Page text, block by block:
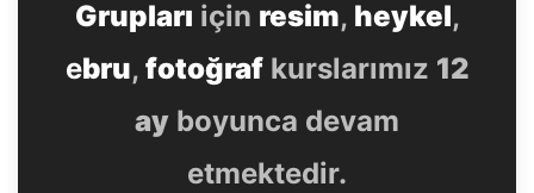
Grupları için resim, heykel,
ebru, fotoğrafkurslarımız 12
ay boyunca devam
etmektedir.